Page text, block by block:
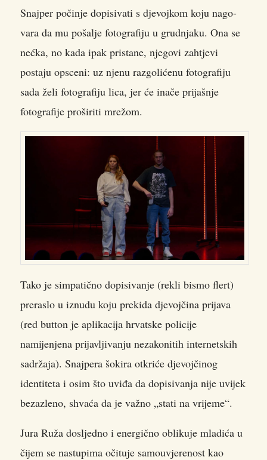
Snajper počinje dopisivati s djevojkom koju nago-
vara da mu pošalje fotografiju u grudnjaku. Ona se
nećka, no kada ipak pristane, njegovi zahtjevi
postaju opsceni: uz njenu razgolićenu fotografiju
sada želi fotografiju lica, jer će inače prijašnje
fotografije proširiti mrežom.
Tako je simpatično dopisivanje (rekli bismo flert)
preraslo u iznudu koju prekida djevojčina prijava
(red button je aplikacija hrvatske policije
namijenjena prijavljivanju nezakonitih internetskih
sadržaja). Snajpera šokira otkriće djevojčinog
identiteta i osim što uviđa da dopisivanja nije uvijek
bezazleno, shvaća da je važno „stati na vrijeme“.
Jura Ruža dosljedno i energično oblikuje mladića u
čijem se nastupima očituje samouvjerenost kao